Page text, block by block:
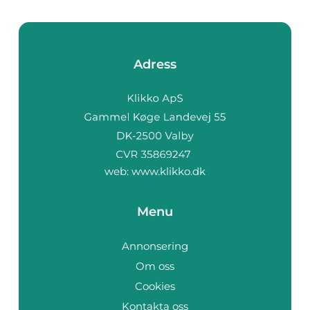
Adress
web: www.klikko.dk
Menu
Annonsering
Om oss
Cookies
Kontakta oss